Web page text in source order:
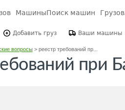
МашиныПоиск машин
Добавить груз Ваши машины
вопросы> реестр требований пр...
при